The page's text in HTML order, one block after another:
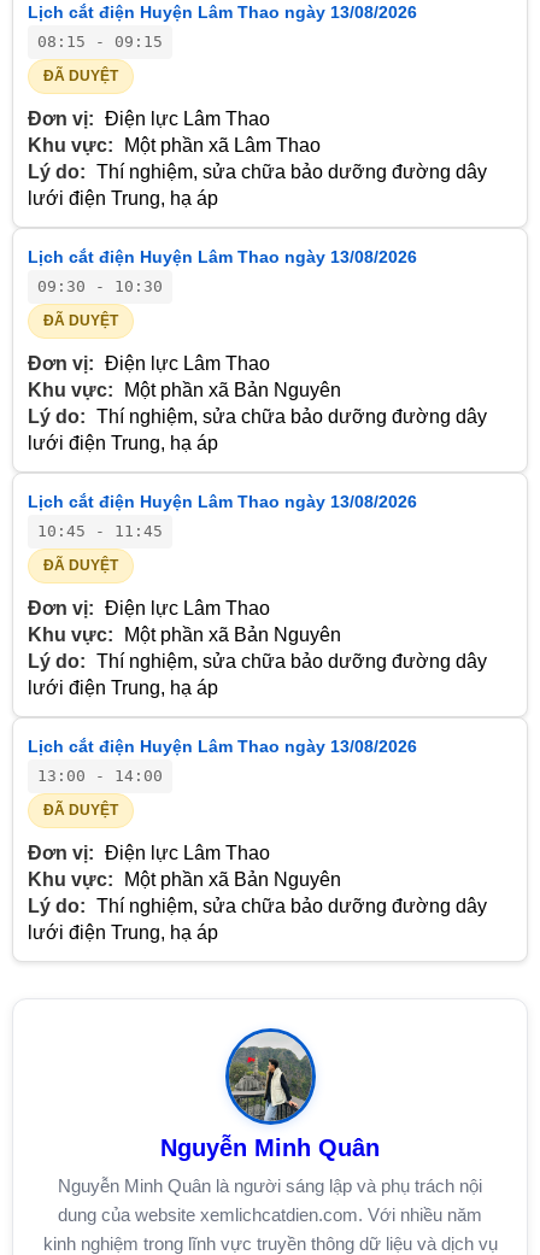
Lịch cắt điện Huyện Lâm Thao ngày 13/08/2026
08:15 - 09:15
ĐÃ DUYỆT
Đơn vị: Điện lực Lâm Thao
Khu vực:
Một phần xã Lâm Thao
Lý do: Thí nghiệm, sửa chữa bảo dưỡng đường dây
lưới điện Trung, hạ áp
Lịch cắt điện Huyện Lâm Thao ngày 13/08/2026
09:30 - 10:30
ĐÃ DUYỆT
Đơn vị: Điện lực Lâm Thao
Khu vực:
Một phần xã Bản Nguyên
Lý do: Thí nghiệm, sửa chữa bảo dưỡng đường dây
lưới điện Trung, hạ áp
Lịch cắt điện Huyện Lâm Thao ngày 13/08/2026
10:45 - 11:45
ĐÃ DUYỆT
Đơn vị: Điện lực Lâm Thao
Khu vực:
Một phần xã Bản Nguyên
Lý do: Thí nghiệm, sửa chữa bảo dưỡng đường dây
lưới điện Trung, hạ áp
Lịch cắt điện Huyện Lâm Thao ngày 13/08/2026
13:00 - 14:00
ĐÃ DUYỆT
Đơn vị: Điện lực Lâm Thao
Khu vực:
Một phần xã Bản Nguyên
Lý do: Thí nghiệm, sửa chữa bảo dưỡng đường dây
lưới điện Trung, hạ áp
Nguyễn Minh Quân
Nguyễn Minh Quân là người sáng lập và phụ trách nội
dung của website xemlichcatdien.com. Với nhiều năm
kinh nghiệm trong lĩnh vực truyền thông dữ liệu và dịch vụ